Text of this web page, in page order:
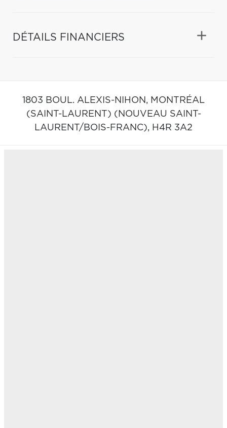
DÉTAILS FINANCIERS
1803 BOUL. ALEXIS-NIHON, MONTRÉAL
(SAINT-LAURENT) (NOUVEAU SAINT-
LAURENT/BOIS-FRANC), H4R 3A2